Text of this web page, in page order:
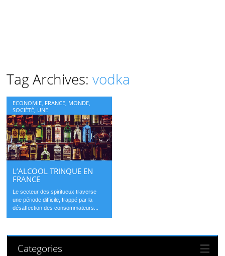
Tag Archives:vodka
ECONOMIE FRANCE MONDE
SOCIÉTÉ UNE
L’ALCOOL TRINQUE EN
FRANCE
Le secteur des spiritueux traverse
une période difficile, frappé par la
désaffection des consommateurs...
Categories